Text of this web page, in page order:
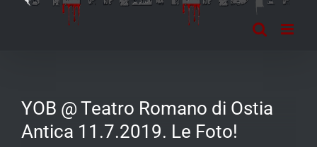
YOB @ Teatro Romano di Ostia
Antica 11.7.2019. Le Foto!